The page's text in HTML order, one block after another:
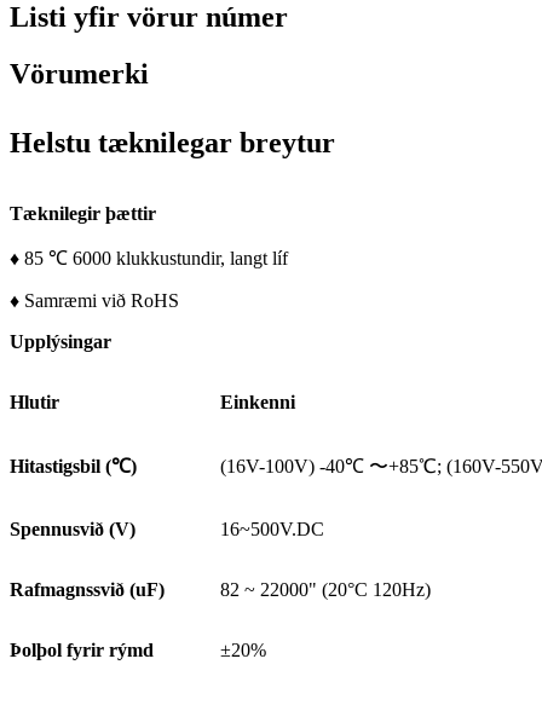
Listi yfir vörur númer
Vörumerki
Helstu tæknilegar breytur
Tæknilegir þættir
♦ 85 ℃ 6000 klukkustundir, langt líf
♦ Samræmi við RoHS
Upplýsingar
Hlutir Einkenni
Hitastigsbil (℃) (16V-100V) -40℃ 〜+85℃; (160V-
Spennusvið (V) 16~500V.DC
Rafmagnssvið (uF) 82 ~ 22000" (20°C 120Hz)
Þolþol fyrir rýmd ±20%